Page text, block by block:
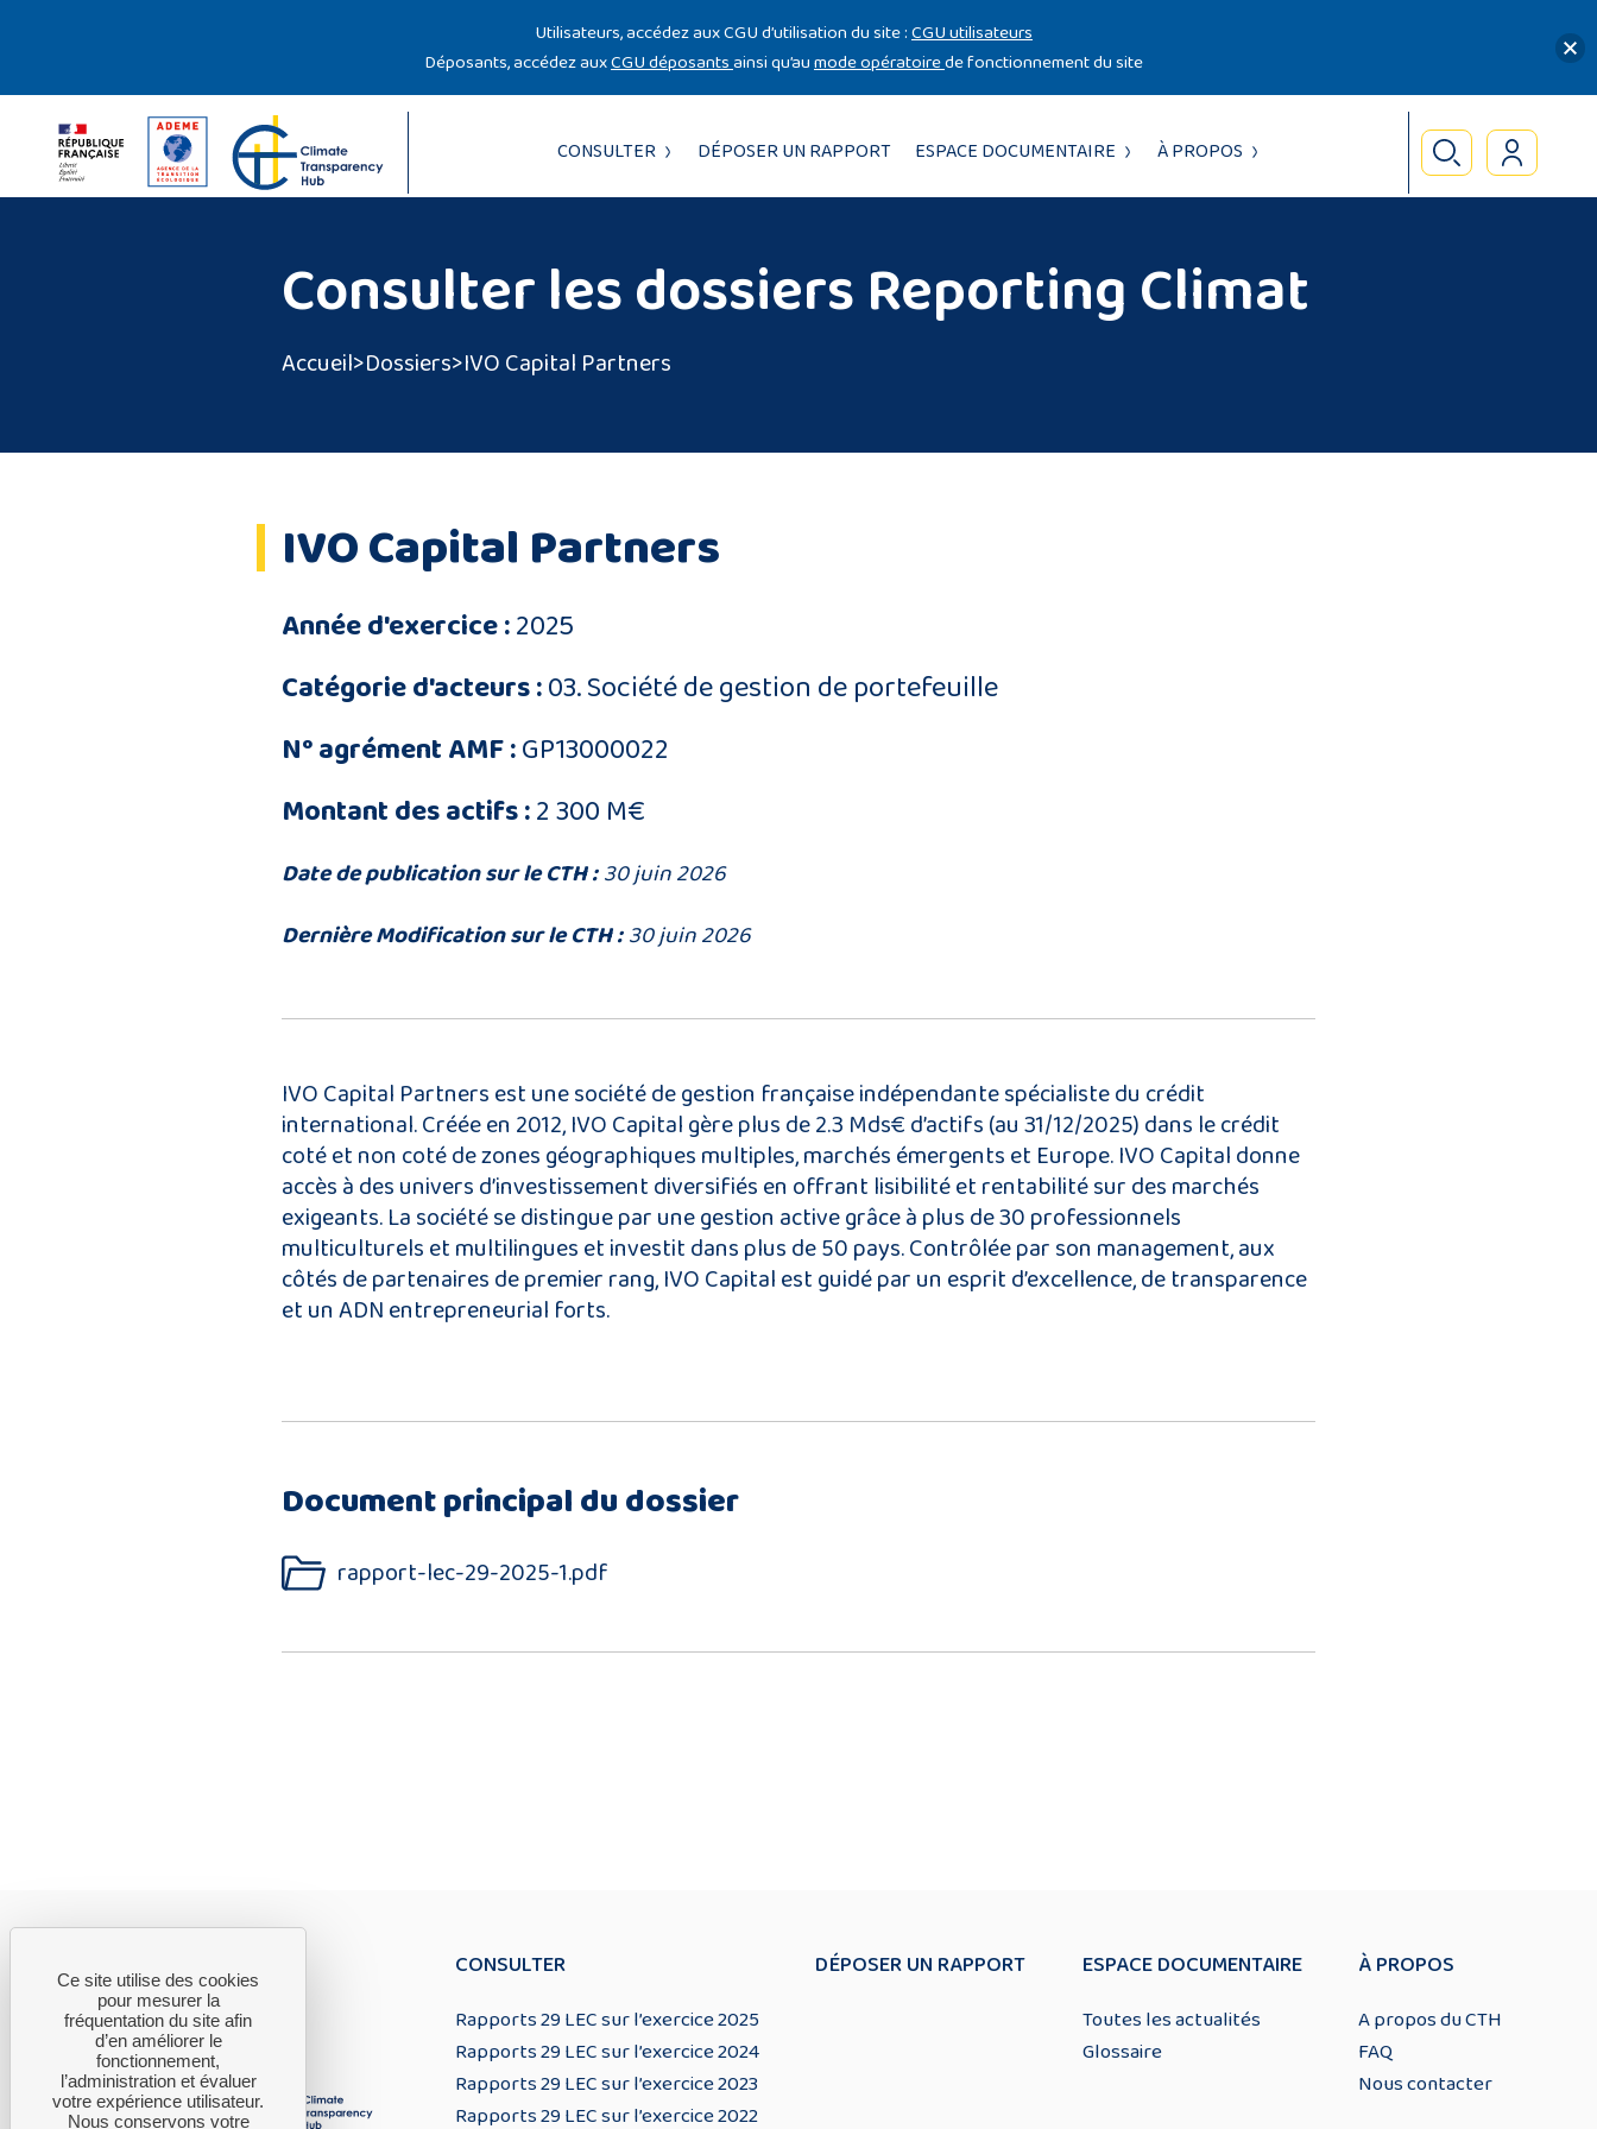
CONSULTER DÉPOSER UN RAPPORT ESPACE DOCUMENTAIRE À PROPOS
Consulter les dossiers Reporting Climat
Accueil>Dossiers>IVO Capital Partners
IVO Capital Partners
Année d'exercice :2025
Catégorie d'acteurs :03. Société de gestion de portefeuille
N° agrément AMF :GP13000022
Montant des actifs :2 300 M€
Date de publication sur le CTH : 30 juin 2026
Dernière Modification sur le CTH : 30 juin 2026
IVO Capital Partners est une société de gestion française indépendante spécialiste du crédit
international. Créée en 2012, IVO Capital gère plus de 2.3 Mds€ d’actifs (au 31/12/2025) dans le crédit
coté et non coté de zones géographiques multiples, marchés émergents et Europe. IVO Capital donne
accès à des univers d’investissement diversifiés en offrant lisibilité et rentabilité sur des marchés
exigeants. La société se distingue par une gestion active grâce à plus de 30 professionnels
multiculturels et multilingues et investit dans plus de 50 pays. Contrôlée par son management, aux
côtés de partenaires de premier rang, IVO Capital est guidé par un esprit d’excellence, de transparence
et un ADN entrepreneurial forts.
Document principal du dossier
rapport-lec-29-2025-1.pdf
Utilisateurs, accédez aux CGU d’utilisation du site :CGU utilisateurs
Déposants, accédez auxCGU déposantsainsi qu’aumode opératoirede fonctionnement du site
CONSULTER
Rapports 29 LEC sur l’exercice 2025
Rapports 29 LEC sur l’exercice 2024
Rapports 29 LEC sur l’exercice 2023
Rapports 29 LEC sur l’exercice 2022
DÉPOSER UN RAPPORT ESPACE DOCUMENTAIRE
Toutes les actualités
Glossaire
À PROPOS
A propos du CTH
FAQ
Nous contacter
Ce site utilise des cookies
pour mesurer la
fréquentation du site afin
d’en améliorer le
fonctionnement,
l’administration et évaluer
votre expérience utilisateur.
Nous conservons votre